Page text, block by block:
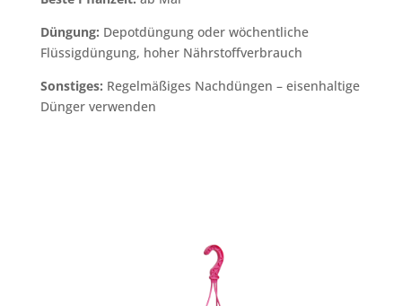
Düngung: Depotdüngung oder wöchentliche
Flüssigdüngung, hoher Nährstoffverbrauch
Sonstiges: Regelmäßiges Nachdüngen – eisenhaltige
Dünger verwenden